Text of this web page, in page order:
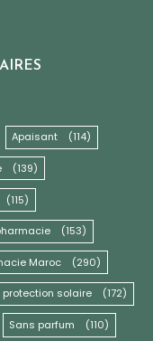
Apaisant (114)
(139)
(115)
(153)
Maroc (290)
protection solaire (172)
Sans parfum (110)